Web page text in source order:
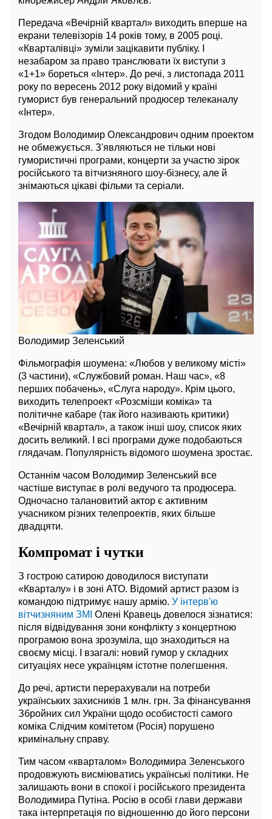
Передача «Вечірній квартал» виходить вперше на
екрани телевізорів 14 років тому, в 2005 році.
«Кварталівці» зуміли зацікавити публіку. І
незабаром за право транслювати їх виступи з
«1+1» бореться «Інтер». До речі, з листопада 2011
року по вересень 2012 року відомий у країні
гуморист був генеральний продюсер телеканалу
«Інтер».
Згодом Володимир Олександрович одним проектом
не обмежується. З'являються не тільки нові
гумористичні програми, концерти за участю зірок
російського та вітчизняного шоу-бізнесу, але й
знімаються цікаві фільми та серіали.
Володимир Зеленський
Фільмографія шоумена: «Любов у великому місті»
(3 частини), «Службовий роман. Наш час», «8
перших побачень», «Слуга народу». Крім цього,
виходить телепроект «Розсміши коміка» та
політичне кабаре (так його називають критики)
«Вечірній квартал», а також інші шоу, список яких
досить великий. І всі програми дуже подобаються
глядачам. Популярність відомого шоумена зростає.
Останнім часом Володимир Зеленський все
частіше виступає в ролі ведучого та продюсера.
Одночасно талановитий актор є активним
учасником різних телепроектів, яких більше
двадцяти.
Компромат і чутки
З гострою сатирою доводилося виступати
«Кварталу» і в зоні АТО. Відомий артист разом із
командою підтримує нашу армію. У інтерв'ю
вітчизняним ЗМІ Олені Кравець довелося зізнатися:
після відвідування зони конфлікту з концертною
програмою вона зрозуміла, що знаходиться на
своєму місці. І взагалі: новий гумор у складних
ситуаціях несе українцям істотне полегшення.
До речі, артисти перерахували на потреби
українських захисників 1 млн. грн. За фінансування
Збройних сил України щодо особистості самого
коміка Слідчим комітетом (Росія) порушено
кримінальну справу.
Тим часом «кварталом» Володимира Зеленського
продовжують висміюватись українські політики. Не
залишають вони в спокої і російського президента
Володимира Путіна. Росію в особі глави держави
така інтерпретація по відношенню до його персони